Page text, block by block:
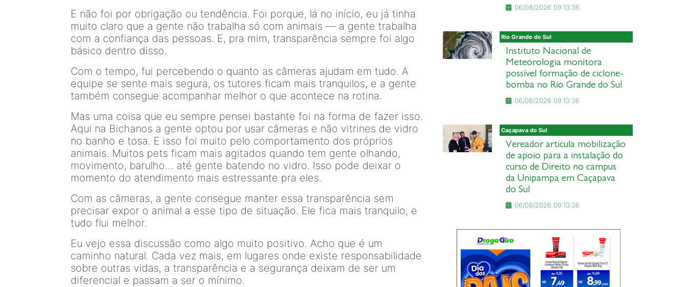
E não foi por obrigação ou tendência. Foi porque, lá no início, eu já tinha
muito claro que a gente não trabalha só com animais — a gente trabalha
com a confiança das pessoas. E, pra mim, transparência sempre foi algo
básico dentro disso.
Com o tempo, fui percebendo o quanto as câmeras ajudam em tudo. A
equipe se sente mais segura, os tutores ficam mais tranquilos, e a gente
também consegue acompanhar melhor o que acontece na rotina.
Mas uma coisa que eu sempre pensei bastante foi na forma de fazer isso.
Aqui na Bichanos a gente optou por usar câmeras e não vitrines de vidro
no banho e tosa. E isso foi muito pelo comportamento dos próprios
animais. Muitos pets ficam mais agitados quando tem gente olhando,
movimento, barulho… até gente batendo no vidro. Isso pode deixar o
momento do atendimento mais estressante pra eles.
Com as câmeras, a gente consegue manter essa transparência sem
precisar expor o animal a esse tipo de situação. Ele fica mais tranquilo, e
tudo flui melhor.
Eu vejo essa discussão como algo muito positivo. Acho que é um
caminho natural. Cada vez mais, em lugares onde existe responsabilidade
sobre outras vidas, a transparência e a segurança deixam de ser um
diferencial e passam a ser o mínimo.
06/08/2026 09:13:36
Rio Grande do Sul
Instituto Nacional de
Meteorologia monitora
possível formação de ciclone-
bomba no Rio Grande do Sul
06/08/2026 09:13:36
Caçapava do Sul
Vereador articula mobilização
de apoio para a instalação do
curso de Direito no campus
da Unipampa em Caçapava
do Sul
06/08/2026 09:13:36